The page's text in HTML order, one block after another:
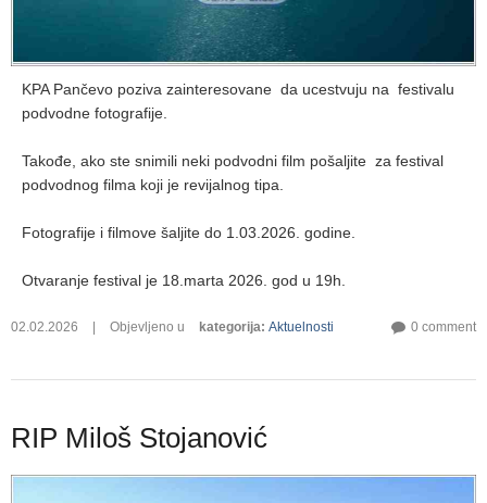
KPA Pančevo poziva zainteresovane da ucestvuju na festivalu
podvodne fotografije.
Takođe, ako ste snimili neki podvodni film pošaljite za festival
podvodnog filma koji je revijalnog tipa.
Fotografije i filmove šaljite do 1.03.2026. godine.
Otvaranje festival je 18.marta 2026. god u 19h.
02.02.2026 | Objevljeno u kategorija: Aktuelnosti 0 comment
RIP Miloš Stojanović